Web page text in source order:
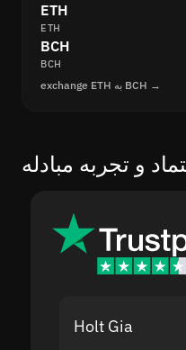
ETH
ETH
BCH
BCH
exchange ETH به BCH →
و تجربه مبادله
Holt Gia